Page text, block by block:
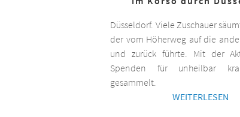
Düsseldorf. Viele Zuschauer
der vom Höherweg auf die
und zurück führte. Mit der
Spenden für unheilbar
gesammelt.
WEITERLESEN